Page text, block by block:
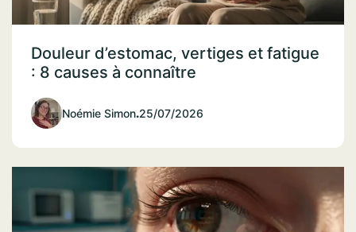
Douleur d’estomac, vertiges et fatigue
: 8 causes à connaître
Noémie Simon.25/07/2026